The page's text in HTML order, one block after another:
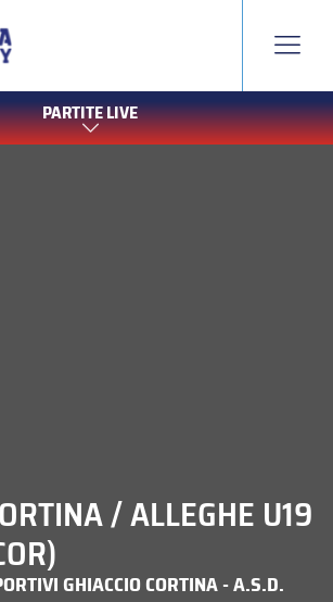
PARTITE LIVE
/ ALLEGHE U19
GHIACCIO CORTINA - A.S.D.